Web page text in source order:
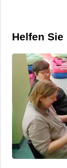
Helfen Sie